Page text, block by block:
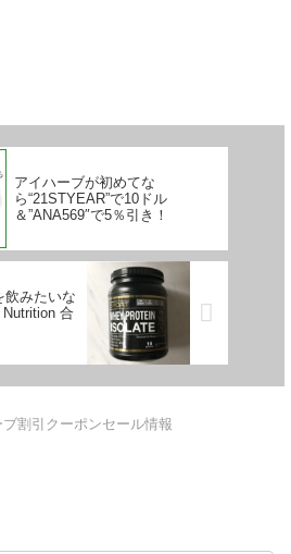
アイハーブが初めてな
ら“21STYEAR”で10ドル
＆”ANA569″で5％引き！
飲みたいな
合
ブ割引クーポンセール情報